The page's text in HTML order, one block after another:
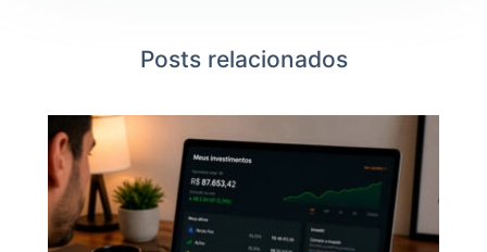
Posts relacionados